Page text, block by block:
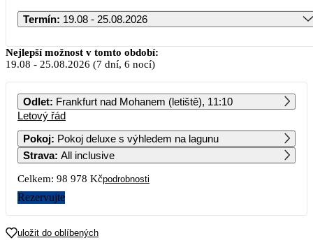
Termín: 19.08 - 25.08.2026
Srpen 2026
PO ÚT ST ČT PÁ SO NE
3 4
10
17
53 119
18
80 489
Nejlepší možnost v tomto období:
19.08 - 25.08.2026 (7 dní, 6 nocí)
Odlet: Frankfurt nad Mohanem (letiště), 11:10
Letový řád
Pokoj:
Pokoj deluxe s výhledem na lagunu
Strava: All inclusive
Celkem: 98 978 Kčpodrobnosti
Rezervujte
uložit do oblíbených